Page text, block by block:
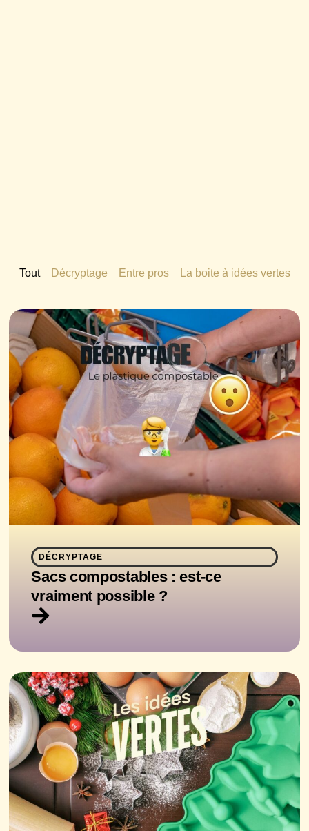
Décryptage Entre pros La boite à idées vertes
Tout
DÉCRYPTAGE
Sacs compostables : est-ce
vraiment possible ?